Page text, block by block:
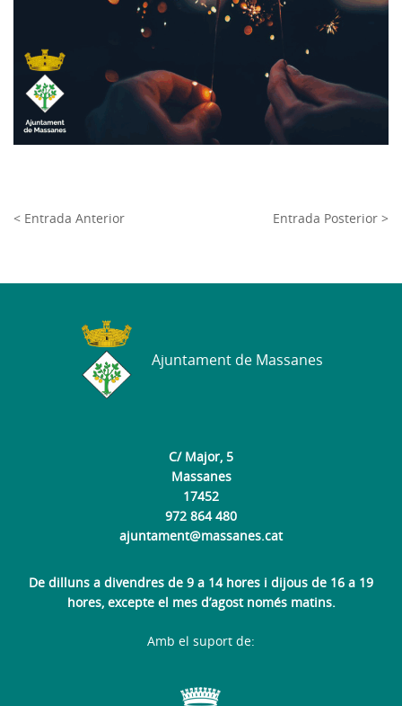
< Entrada Anterior Entrada Posterior >
C/ Major, 5
Massanes
17452
972 864 480
ajuntament@massanes.cat
De dilluns a divendres de 9 a 14 hores i dijous de 16 a 19
hores, excepte el mes d’agost només matins.
Ajuntament de Massanes
Amb el suport de: